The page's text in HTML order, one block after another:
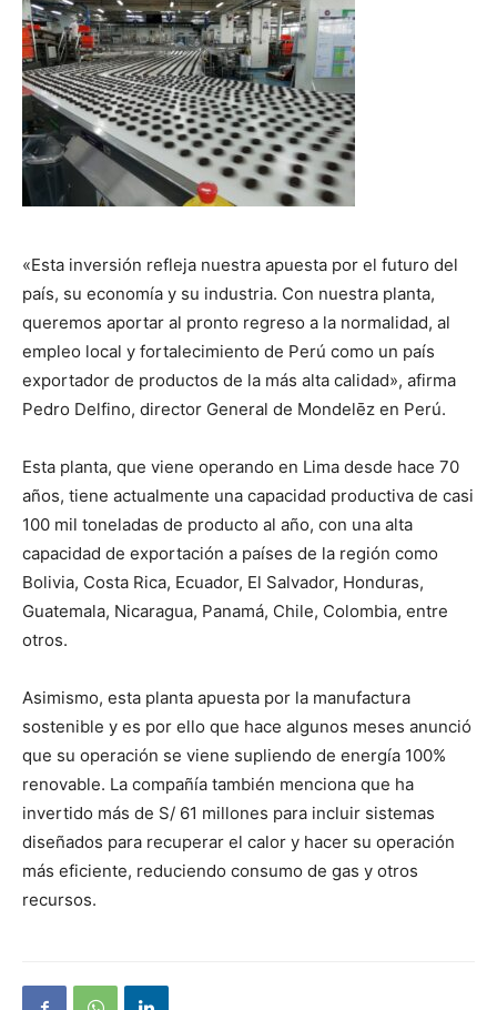
«Esta inversión refleja nuestra apuesta por el futuro del
país, su economía y su industria. Con nuestra planta,
queremos aportar al pronto regreso a la normalidad, al
empleo local y fortalecimiento de Perú como un país
exportador de productos de la más alta calidad», afirma
Pedro Delfino, director General de Mondelēz en Perú.
Esta planta, que viene operando en Lima desde hace 70
años, tiene actualmente una capacidad productiva de casi
100 mil toneladas de producto al año, con una alta
capacidad de exportación a países de la región como
Bolivia, Costa Rica, Ecuador, El Salvador, Honduras,
Guatemala, Nicaragua, Panamá, Chile, Colombia, entre
otros.
Asimismo, esta planta apuesta por la manufactura
sostenible y es por ello que hace algunos meses anunció
que su operación se viene supliendo de energía 100%
renovable. La compañía también menciona que ha
invertido más de S/ 61 millones para incluir sistemas
diseñados para recuperar el calor y hacer su operación
más eficiente, reduciendo consumo de gas y otros
recursos.